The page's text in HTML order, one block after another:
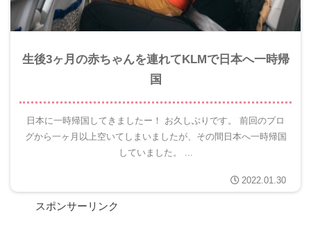
生後3ヶ月の赤ちゃんを連れてKLMで日本へ一時帰
国
日本に一時帰国してきましたー！ お久しぶりです。 前回のブロ
グから一ヶ月以上空いてしまいましたが、その間日本へ一時帰国
していました。 ...
2022.01.30
スポンサーリンク